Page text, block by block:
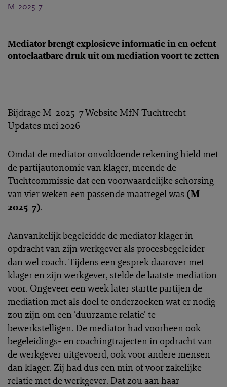
M-2025-7
Mediator brengt explosieve informatie in en oefent
ontoelaatbare druk uit om mediation voort te zetten
Bijdrage M-2025-7 Website MfN Tuchtrecht
Updates mei 2026
Omdat de mediator onvoldoende rekening hield met
de partijautonomie van klager, meende de
Tuchtcommissie dat een voorwaardelijke schorsing
van vier weken een passende maatregel was (M-
2025-7).
Aanvankelijk begeleidde de mediator klager in
opdracht van zijn werkgever als procesbegeleider
dan wel coach. Tijdens een gesprek daarover met
klager en zijn werkgever, stelde de laatste mediation
voor. Ongeveer een week later startte partijen de
mediation met als doel te onderzoeken wat er nodig
zou zijn om een ‘duurzame relatie’ te
bewerkstelligen. De mediator had voorheen ook
begeleidings- en coachingtrajecten in opdracht van
de werkgever uitgevoerd, ook voor andere mensen
dan klager. Zij had dus een min of voor zakelijke
relatie met de werkgever. Dat zou aan haar